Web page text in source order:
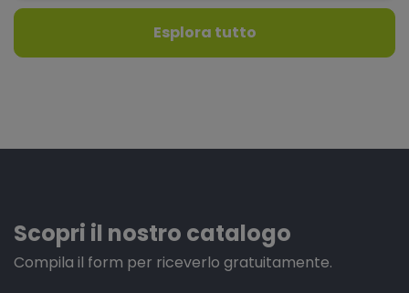
Esplora tutto
Scopri il nostro catalogo
Compila il form per riceverlo gratuitamente.